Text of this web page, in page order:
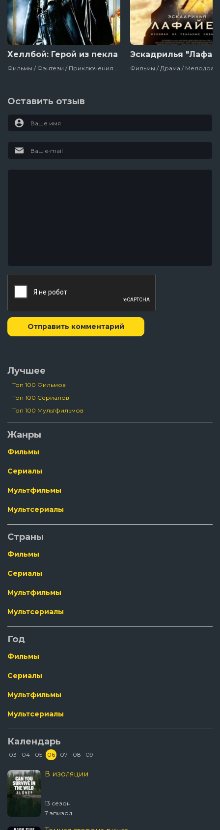
Хеллбой: Герой из пекла Эскадрилья
Оставить отзыв
Отправить комментарий
Лучшее
Топ 100 Фильмов
Топ 100 Сериалов
Топ 100 Мультфильмов
Жанры
Фильмы
Сериалы
Мультфильмы
Мультсериалы
Страны
Фильмы
Сериалы
Мультфильмы
Мультсериалы
Год
Фильмы
Сериалы
Мультфильмы
Мультсериалы
Календарь
03 04 05 06 07 08 09
В изоляции
13 сезон
7 эпизод